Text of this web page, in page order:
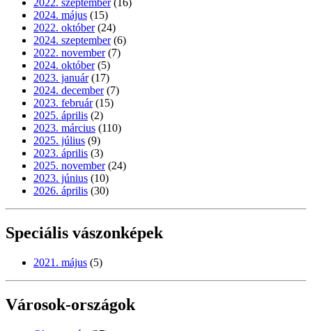
2022. szeptember (16)
2024. május (15)
2022. október (24)
2024. szeptember (6)
2022. november (7)
2024. október (5)
2023. január (17)
2024. december (7)
2023. február (15)
2025. április (2)
2023. március (110)
2025. július (9)
2023. április (3)
2025. november (24)
2023. június (10)
2026. április (30)
Speciális vászonképek
2021. május (5)
Városok-országok